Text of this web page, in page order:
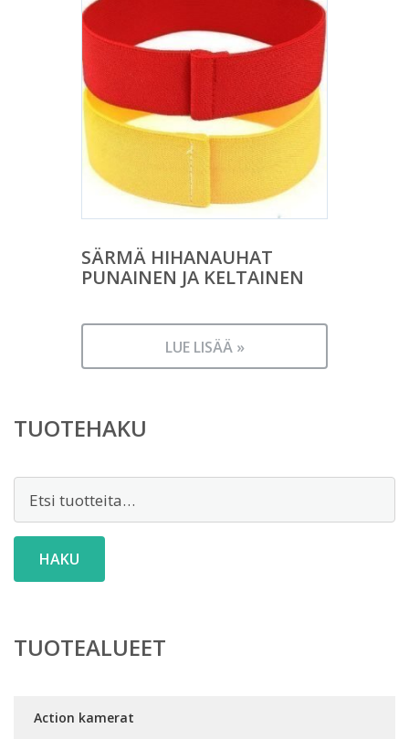
SÄRMÄ HIHANAUHAT
PUNAINEN JA KELTAINEN
LUE LISÄÄ »
TUOTEHAKU
HAKU
TUOTEALUEET
Action kamerat